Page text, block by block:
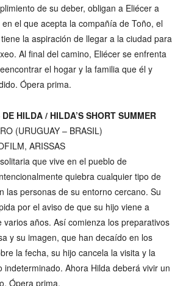
de su deber, obligan a Eliécer a
el que acepta la compañía de Toño, el
la aspiración de llegar a la ciudad para
Al final del camino, Eliécer se enfrenta
el hogar y la familia que él y
Ópera prima.
HILDA / HILDA’S SHORT SUMMER
(URUGUAY – BRASIL)
ARISSAS
que vive en el pueblo de
quiebra cualquier tipo de
las personas de su entorno cercano. Su
por el aviso de que su hijo viene a
varios años. Así comienza los preparativos
y su imagen, que han decaído en los
la fecha, su hijo cancela la visita y la
indeterminado. Ahora Hilda deberá vivir un
Ópera prima.